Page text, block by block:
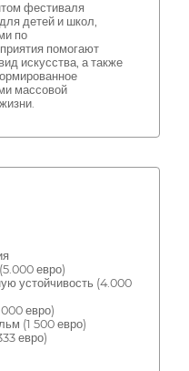
фестиваля
детей и школ,
по
помогают
искусства, а также
массовой
евро)
устойчивость (4.000
евро)
(1 500 евро)
евро)